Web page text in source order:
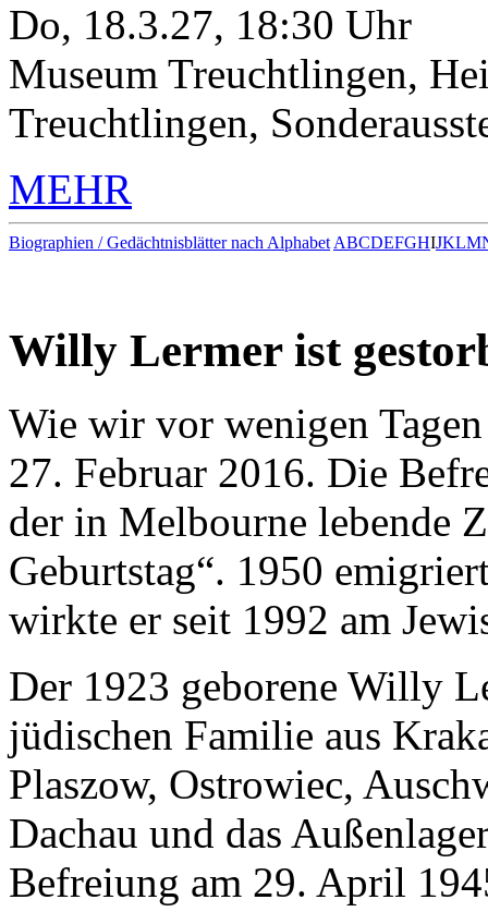
Do, 18.3.27, 18:30 Uhr
Museum Treuchtlingen,
Treuchtlingen,
MEHR
Biographien / Gedächtnisblätter nach Alphabet ABCDEFGHIJKLM
Willy Lermer ist
Wie wir vor wenigen
27. Februar 2016. Die
der in Melbourne lebende
Geburtstag“. 1950
wirkte er seit 1992 am
Der 1923 geborene Willy
jüdischen Familie aus
Plaszow, Ostrowiec,
Dachau und das
Befreiung am 29. April